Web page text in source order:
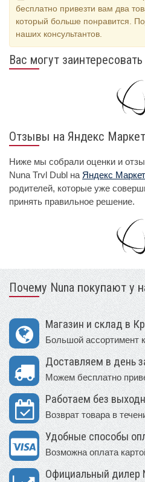
бесплатно привезти вам два
который больше понравится.
наших консультантов.
Вас могут заинтересовать
Отзывы на Яндекс
Ниже мы собрали оценки и
Nuna Trvl Dubl на Яндекс
родителей, которые уже
принять правильное решение.
Почему Nuna покупают у
Магазин и склад в
Большой ассортимент
Доставляем в день
Можем бесплатно
Работаем без
Возврат товара в
Удобные способы
Возможна оплата
Официальный дилер